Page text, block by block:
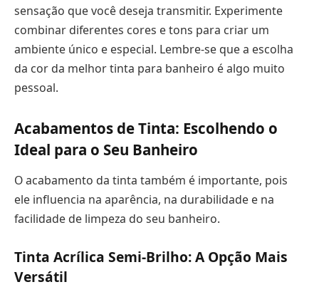
sensação que você deseja transmitir. Experimente
combinar diferentes cores e tons para criar um
ambiente único e especial. Lembre-se que a escolha
da cor da melhor tinta para banheiro é algo muito
pessoal.
Acabamentos de Tinta: Escolhendo o
Ideal para o Seu Banheiro
O acabamento da tinta também é importante, pois
ele influencia na aparência, na durabilidade e na
facilidade de limpeza do seu banheiro.
Tinta Acrílica Semi-Brilho: A Opção Mais
Versátil